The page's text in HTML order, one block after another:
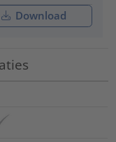
Download